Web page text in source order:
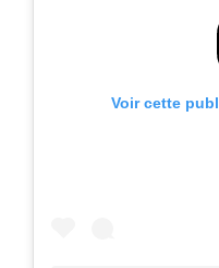
Voir cette